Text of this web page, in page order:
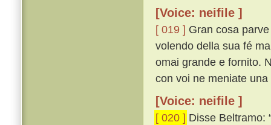
[Voice: neifile ]
[ 019 ] Gran cosa
volendo della sua fé
omai grande e fornito.
con voi ne meniate
[Voice: neifile ]
[ 020 ] Disse Beltramo: